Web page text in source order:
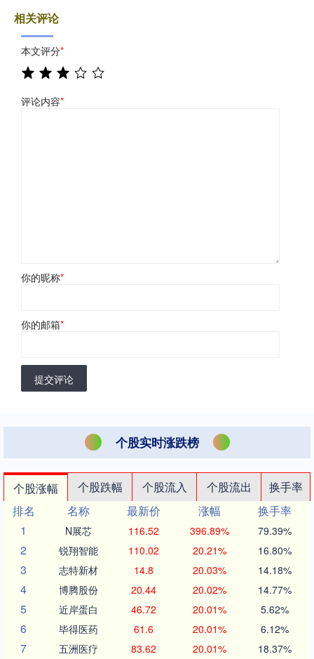
相关评论
本文评分*
评论内容*
你的昵称*
你的邮箱*
提交评论
个股实时涨跌榜
个股涨幅 个股跌幅 个股流入 个股流出
换手率
排名
名称 最新价 涨幅
换手率
1
N展芯 116.52 396.89% 79.39%
2 锐翔智能 110.02 20.21% 16.80%
3 志特新材 14.8 20.03% 14.18%
4 博腾股份 20.44 20.02% 14.77%
5 近岸蛋白 46.72 20.01% 5.62%
6 毕得医药 61.6 20.01% 6.12%
7 五洲医疗 83.62 20.01% 18.37%